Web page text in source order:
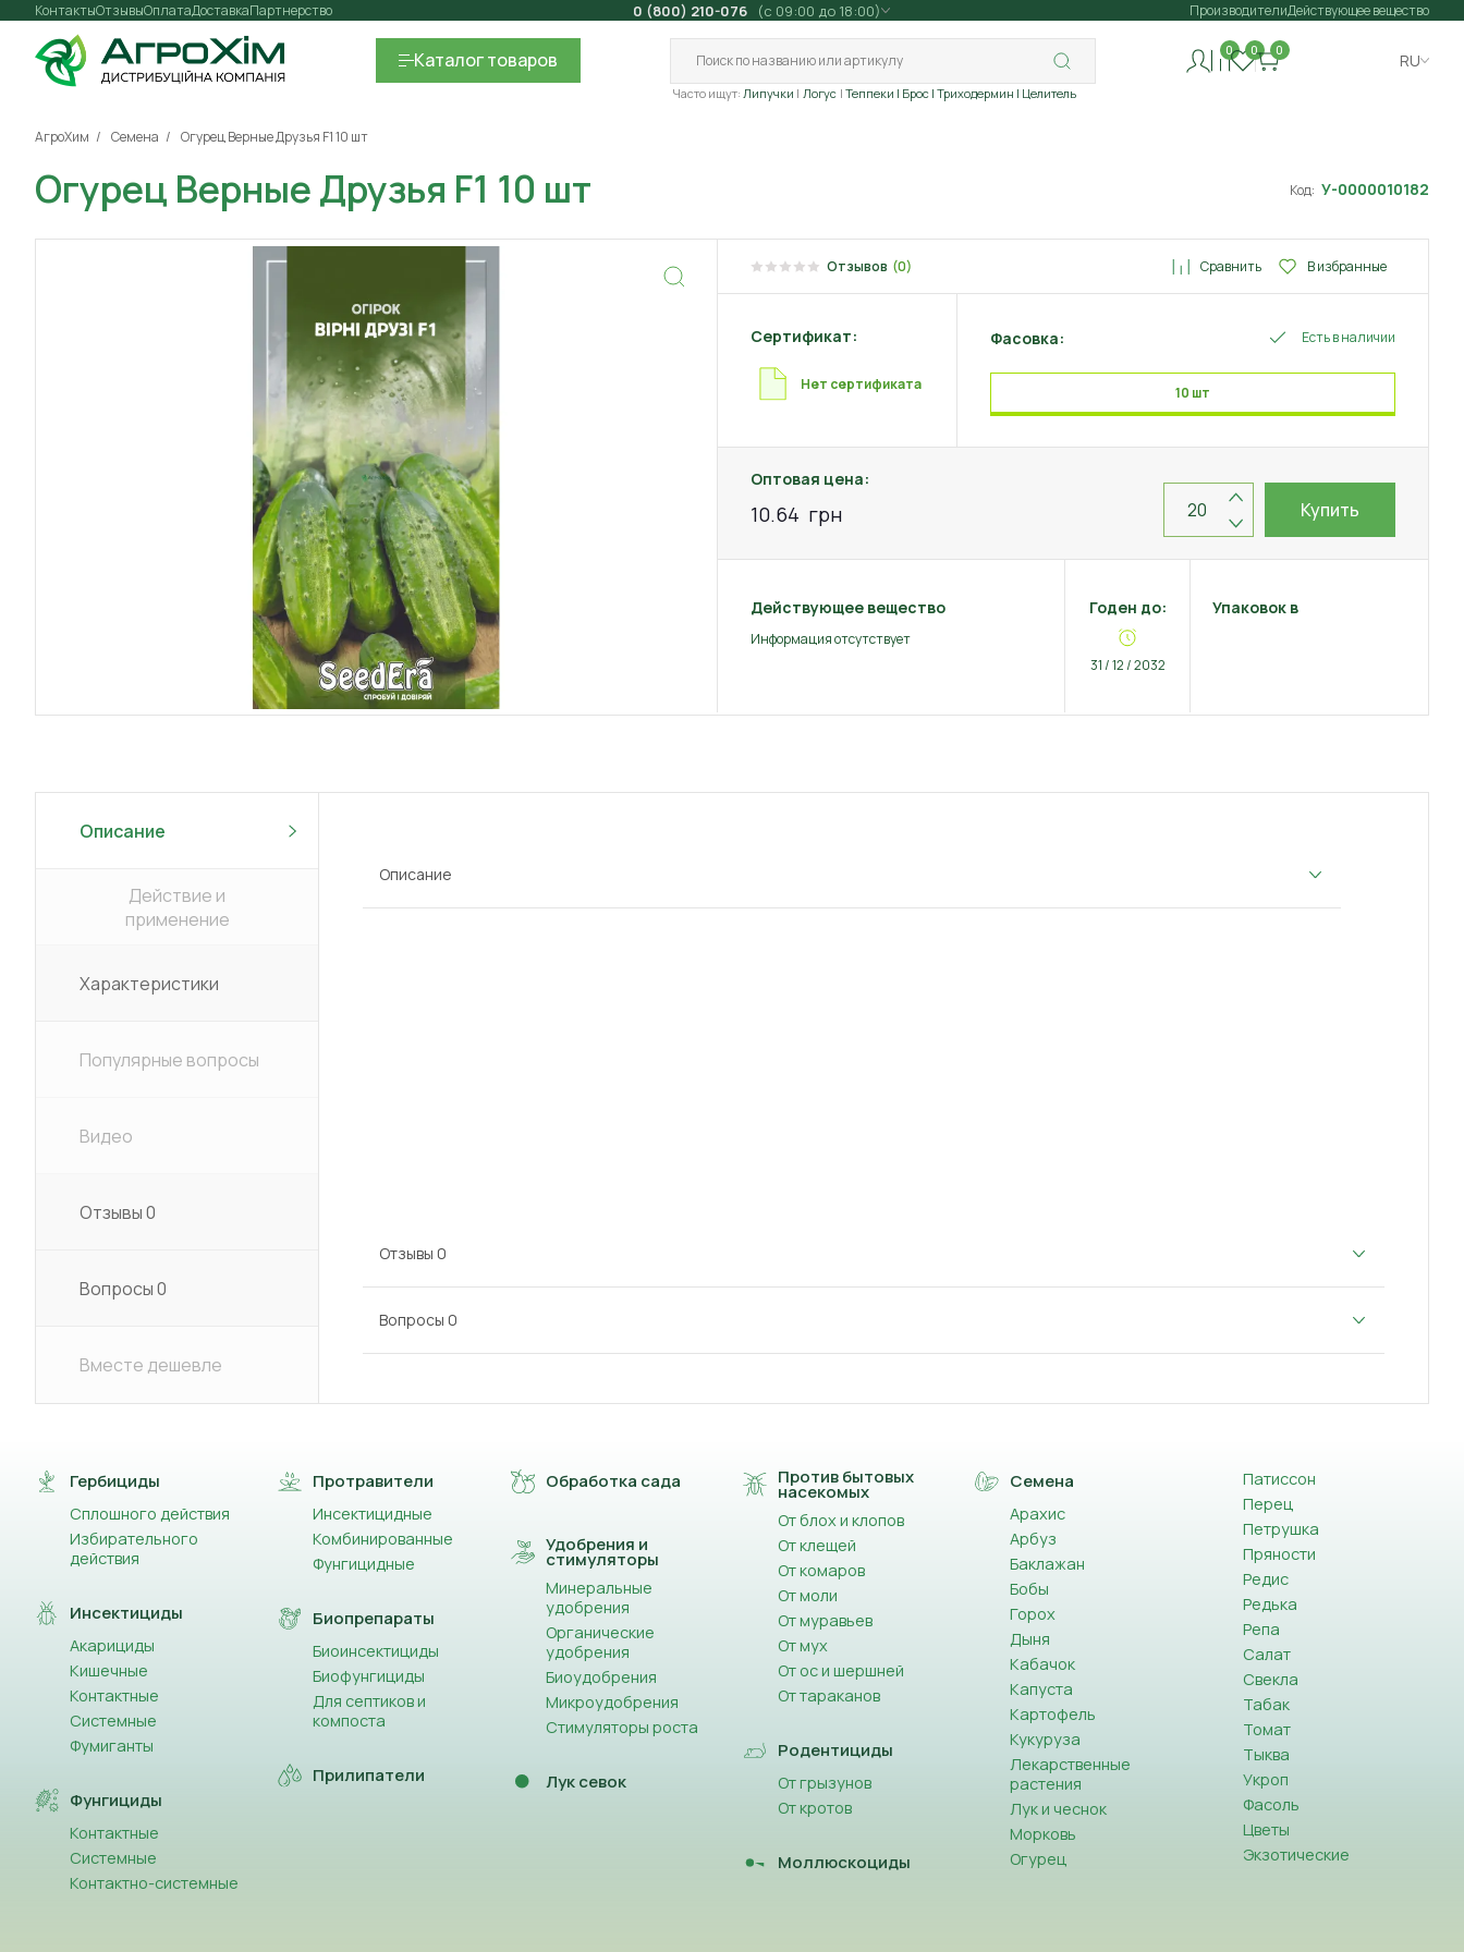
Контакты Оплата
Отзывы ДоставкаПартнерство 0 (800) 210-076 (с 09:00 до 18:00) ПроизводителиДействующее вещество
Каталогтоваров
Часто ищут: Липучки Логус Теппеки | Брос | Триходермин | Целитель
0 0 0
RU
АгроХим Семена Огурец Верные Друзья F1 10 шт
Огурец Верные Друзья F1 10 шт Код: У-0000010182
Отзывов (0) Сравнить В избранные
Сертификат:
Нет сертификата
Фасовка: Есть в наличии
10 шт
Оптовая цена:
10.64 грн Купить
Действующее вещество
Информация отсутствует
Годен до:
31 / 12 / 2032
Упаковок в
Описание
Действие и
применение
Характеристики
Популярные вопросы
Видео
Отзывы0
Вопросы0
Вместе дешевле
Описание
Отзывы 0
Вопросы 0
Гербициды
Сплошного действия
Избирательного
действия
Инсектициды
Акарициды
Кишечные
Контактные
Системные
Фумиганты
Фунгициды
Контактные
Системные
Контактно-системные
Протравители
Инсектицидные
Комбинированные
Фунгицидные
Биопрепараты
Биоинсектициды
Биофунгициды
Для септиков и
компоста
Прилипатели
Обработка сада
Удобрения и
стимуляторы
Минеральные
удобрения
Органические
удобрения
Биоудобрения
Микроудобрения
Стимуляторы роста
Лук севок
Против бытовых
насекомых
От блох и клопов
От клещей
От комаров
От моли
От муравьев
От мух
От ос и шершней
От тараканов
Родентициды
От грызунов
От кротов
Моллюскоциды
Семена
Арахис
Арбуз
Баклажан
Бобы
Горох
Дыня
Кабачок
Капуста
Картофель
Кукуруза
Лекарственные
растения
Лук и чеснок
Морковь
Огурец
Патиссон
Перец
Петрушка
Пряности
Редис
Редька
Репа
Салат
Свекла
Табак
Томат
Тыква
Укроп
Фасоль
Цветы
Экзотические